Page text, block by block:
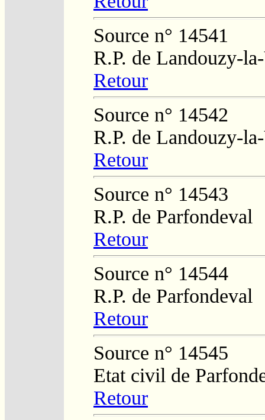
Source n° 14541
R.P. de Landouzy-
Retour
Source n° 14542
R.P. de Landouzy-
Retour
Source n° 14543
R.P. de Parfondeval
Retour
Source n° 14544
R.P. de Parfondeval
Retour
Source n° 14545
Etat civil de
Retour